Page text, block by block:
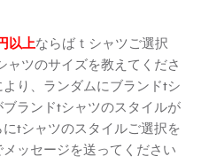
以上ならばｔシャツご選択
ツのサイズを教えてくださ
り、ランダムにブランドtシ
ランドtシャツのスタイルが
tシャツのスタイルご選択を
ッセージを送ってください